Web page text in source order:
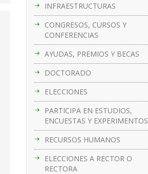
INFRAESTRUCTURAS
CONGRESOS, CURSOS Y
CONFERENCIAS
AYUDAS, PREMIOS Y BECAS
DOCTORADO
ELECCIONES
PARTICIPA EN ESTUDIOS,
ENCUESTAS Y EXPERIMENTOS
RECURSOS HUMANOS
ELECCIONES A RECTOR O
RECTORA